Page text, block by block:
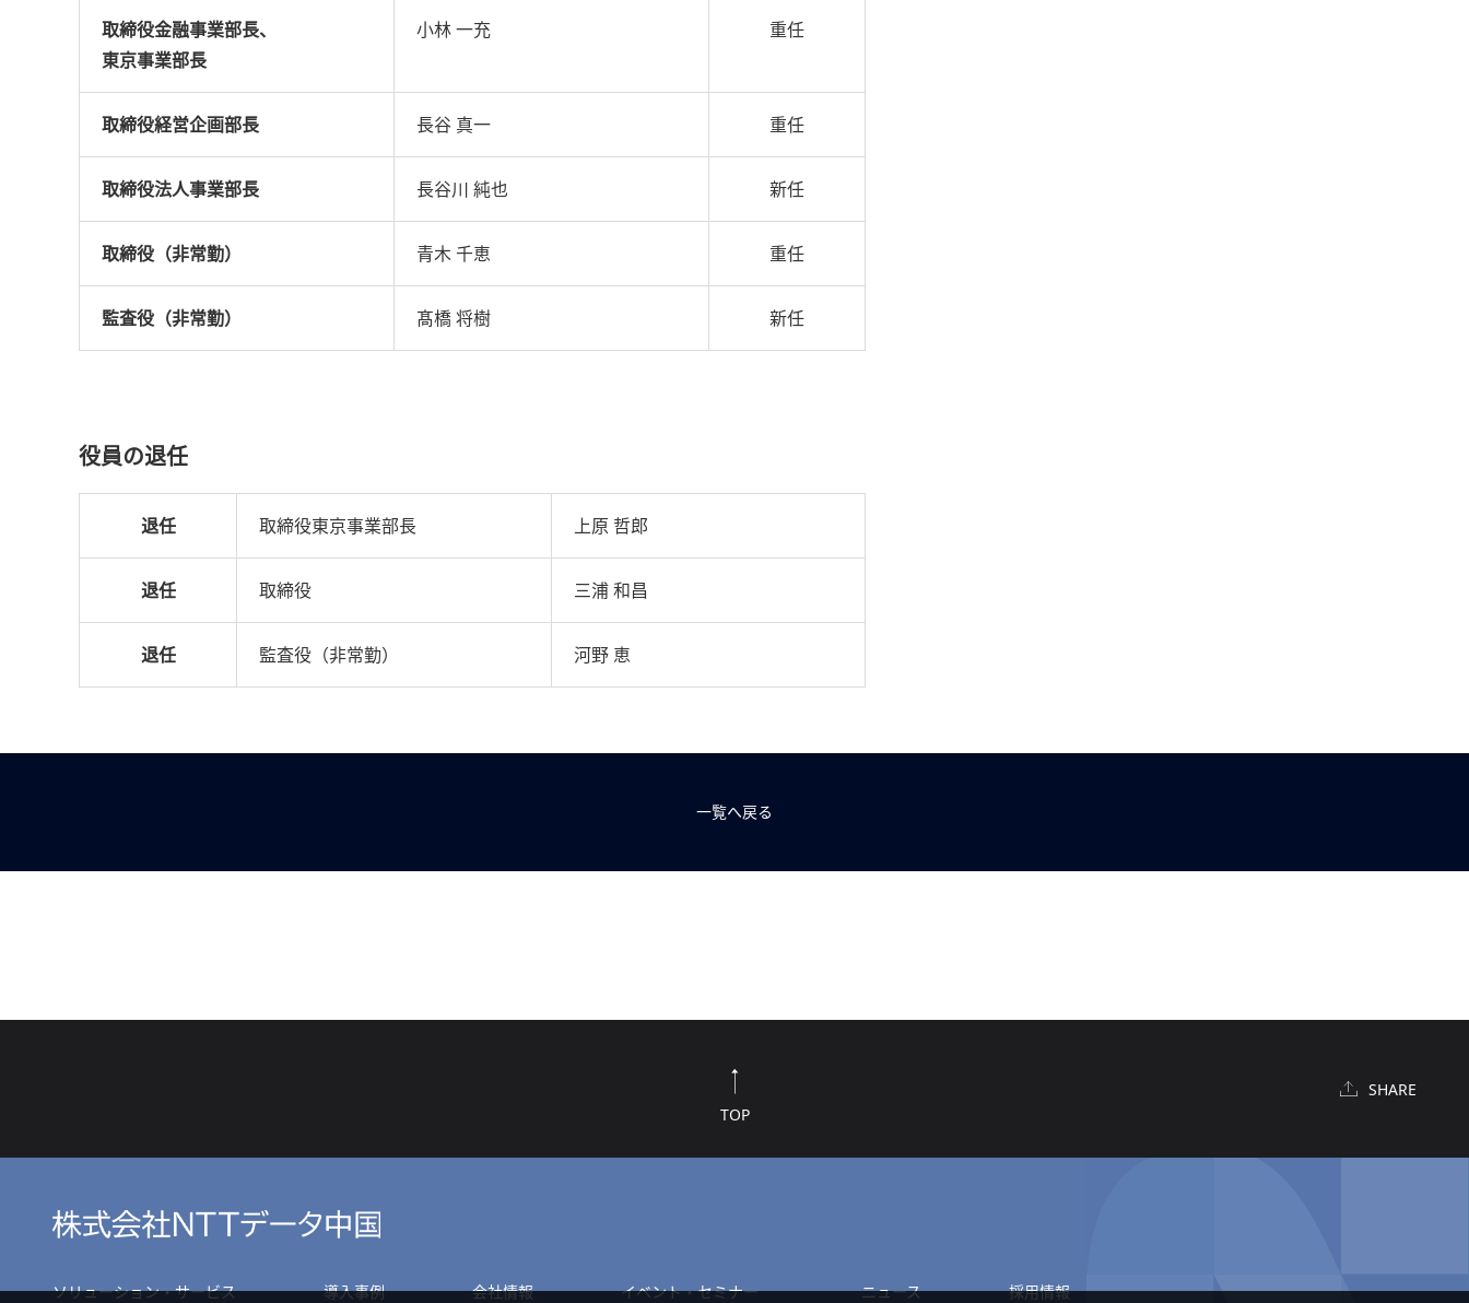
取締役金融事業部長、
東京事業部長
小林 一充 重任
取締役経営企画部長 長谷 真一 重任
取締役法人事業部長 長谷川 純也 新任
取締役（非常勤） 青木 千恵 重任
監査役（非常勤） 髙橋 将樹 新任
役員の退任
退任 取締役東京事業部長 上原 哲郎
退任 取締役 三浦 和昌
退任 監査役（非常勤） 河野 恵
一覧へ戻る
TOP
SHARE
ソリューション・サービス 導入事例 会社情報 イベント・セミナー ニュース 採用情報